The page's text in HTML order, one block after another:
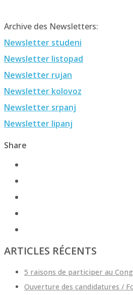
Archive des Newsletters:
Newsletter studeni
Newsletter listopad
Newsletter rujan
Newsletter kolovoz
Newsletter srpanj
Newsletter lipanj
Share
ARTICLES RÉCENTS
5 raisons de participer au
Ouverture des candidatures /